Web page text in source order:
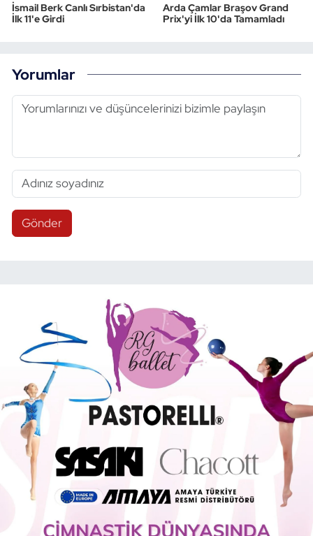
İsmail Berk Canlı Sırbistan'da
İlk 11'e Girdi
Arda Çamlar Braşov Grand
Prix'yi İlk 10'da Tamamladı
Yorumlar
Gönder